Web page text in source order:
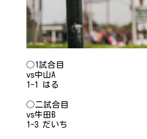
◯1試合目
vs中山A
1-1 はる
◯二試合目
vs牛田B
1-3 だいち